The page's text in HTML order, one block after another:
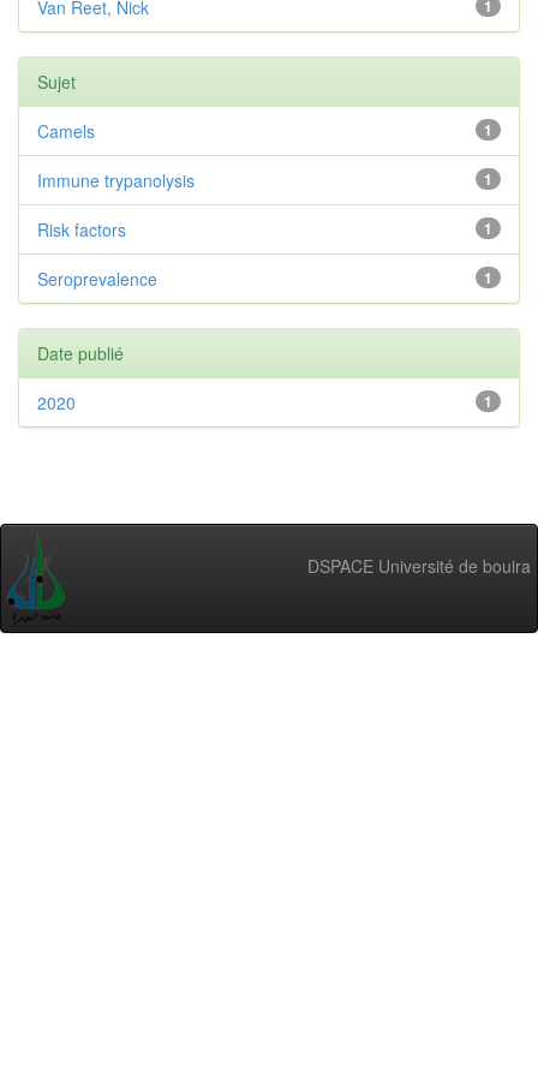
1
Van Reet, Nick
Sujet
1
Camels
1
Immune trypanolysis
1
Risk factors
1
Seroprevalence
Date publié
1
2020
DSPACE Université de bouira